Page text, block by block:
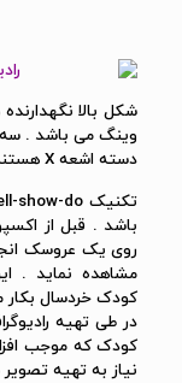
شکل بالا
وینگ می باشد . سه
دسته اشعه X هستند .
باشد . قبل از
روی یک عروسک
مشاهده نماید .
کودک خردسال بکار
در طی تهیه
کودک که موجب
نیاز به تهیه